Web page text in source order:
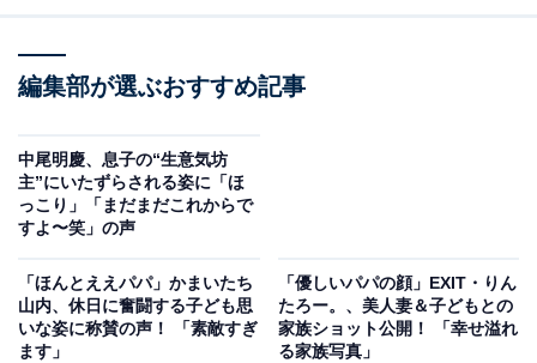
編集部が選ぶおすすめ記事
中尾明慶、息子の“生意気坊
主”にいたずらされる姿に「ほ
っこり」「まだまだこれからで
すよ〜笑」の声
「ほんとええパパ」かまいたち
山内、休日に奮闘する子ども思
いな姿に称賛の声！ 「素敵すぎ
ます」
「優しいパパの顔」EXIT・りん
たろー。、美人妻＆子どもとの
家族ショット公開！ 「幸せ溢れ
る家族写真」